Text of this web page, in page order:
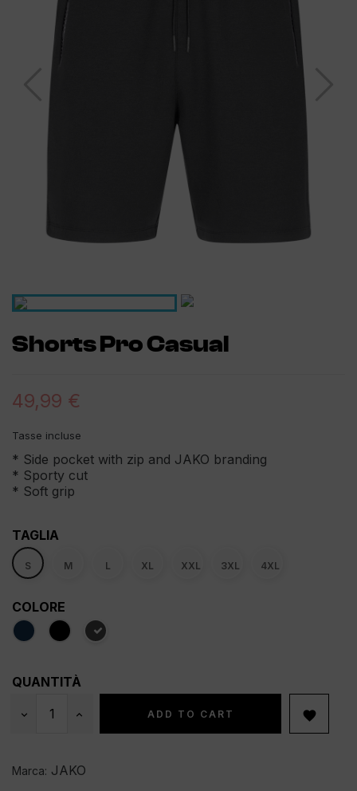
Shorts Pro Casual
49,99 €
Tasse incluse
* Side pocket with zip and JAKO branding
* Sporty cut
* Soft grip
TAGLIA
S M L XL XXL 3XL 4XL
COLORE
QUANTITÀ
ADD TO CART 
Marca: JAKO